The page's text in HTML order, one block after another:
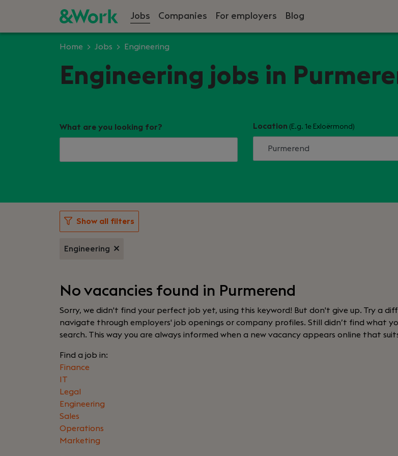
Jobs Companies For employers Blog
Home Jobs Engineering
Engineering jobs in
What are you looking for? Location (E.g. 1e Exloërmond)
Show all filters
Engineering
No vacancies found in Purmerend
Sorry, we didn't find your perfect job yet, using this keyword! But don't give up. Try a
navigate through employers' job openings or company profiles. Still didn’t find what
search. This way you are always informed when a new vacancy appears online that
Find a job in:
Finance
IT
Legal
Engineering
Sales
Operations
Marketing